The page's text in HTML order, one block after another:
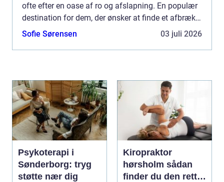
ofte efter en oase af ro og afslapning. En populær
destination for dem, der ønsker at finde et afbræk
fra byens stress, e...
Sofie Sørensen 03 juli 2026
Psykoterapi i
Sønderborg: tryg
støtte nær dig
Kiropraktor
hørsholm sådan
finder du den rette